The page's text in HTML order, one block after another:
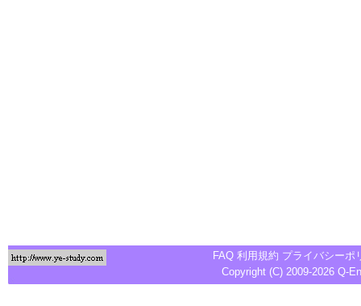
FAQ 利用規約 プライバシーポ
Copyright (C) 2009-2026 Q-